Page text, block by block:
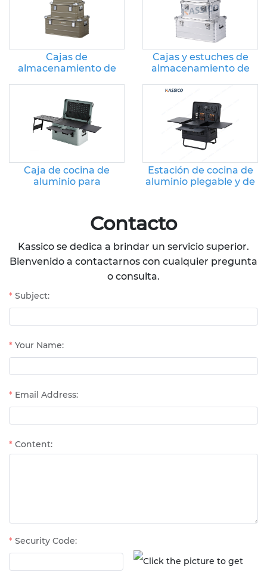
Cajas de
almacenamiento de
Cajas y estuches de
almacenamiento de
Caja de cocina de
aluminio para
Estación de cocina de
aluminio plegable y de
Contacto
Kassico se dedica a brindar un servicio superior.
Bienvenido a contactarnos con cualquier pregunta
o consulta.
Subject:
Your Name:
Email Address:
Content:
Security Code: